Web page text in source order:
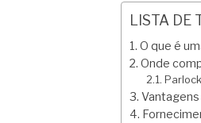
LISTA DE
O que é
Onde